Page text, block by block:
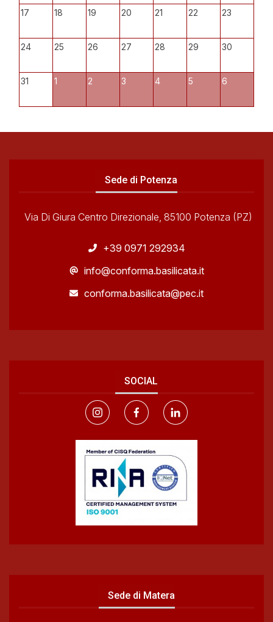
17 18 19 20 21 22 23
24 25 26 27 28 29 30
31 1 2 3 4 5 6
Sede di Potenza
Via Di Giura Centro Direzionale, 85100 Potenza (PZ)
+39 0971 292934
info@conforma.basilicata.it
conforma.basilicata@pec.it
SOCIAL
Sede di Matera